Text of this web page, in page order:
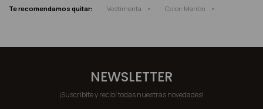
Te recomendamos quitar: Vestimenta Color: Marrón
NEWSLETTER
¡Suscribite y recibí todas nuestras novedades!